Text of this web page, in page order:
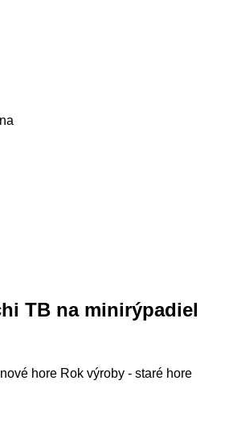
TB na minirýpadiel
hore Rok výroby - staré hore